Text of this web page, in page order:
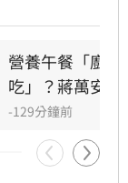
安還有臉講
營養午餐「廚
吃」？蔣萬安回
-129分鐘前